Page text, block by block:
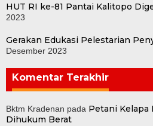
HUT RI ke-81 Pantai Kalitopo
2023
Gerakan Edukasi Pelestarian
Desember 2023
Komentar Terakhir
Bktm Kradenan pada Petani Kelapa
Dihukum Berat